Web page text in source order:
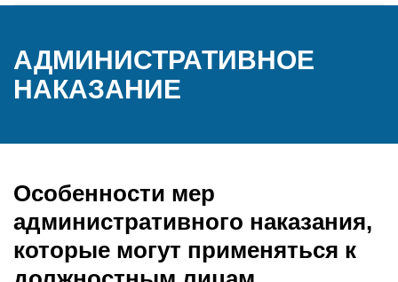
АДМИНИСТРАТИВНОЕ
НАКАЗАНИЕ
Особенности мер
административного наказания,
которые могут применяться к